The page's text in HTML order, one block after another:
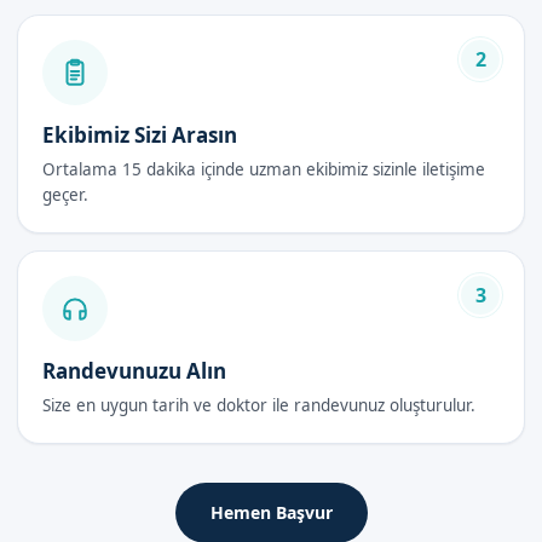
Sünnet derisi çıkarılmaktadır.
Son olarak, sünnet bölgesine pansuman yapılmaktadır.
Bebek sünneti avantajları:
İnfeksiyon riskinin azalması
İdrar yolu enfeksiyonlarının azalması
Temizlik ve hijyenin kolaylaştırılması
Bebek Sünneti Fiyatları 2026
Fiyatlarımız, sünnet yöntemine göre farklılık göstermektedir.
Ancak Sünnetçim olarak, ailelerimize en uygun fiyatları
Bebek Sünneti Sonrası Bakım Rehberi
2
Ekibimiz Sizi Arasın
Ortalama 15 dakika içinde uzman ekibimiz sizinle iletişime
geçer.
3
Randevunuzu Alın
Size en uygun tarih ve doktor ile randevunuz oluşturulur.
Hemen Başvur